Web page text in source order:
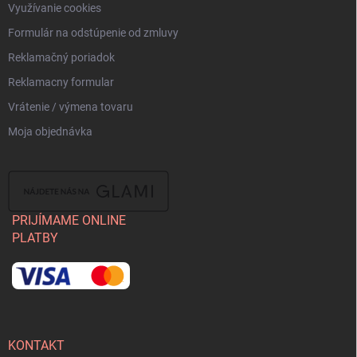
Využívanie cookies
Formulár na odstúpenie od zmluvy
Reklamačný poriadok
Reklamacny formular
Vrátenie / výmena tovaru
Moja objednávka
PRIJÍMAME ONLINE
PLATBY
KONTAKT